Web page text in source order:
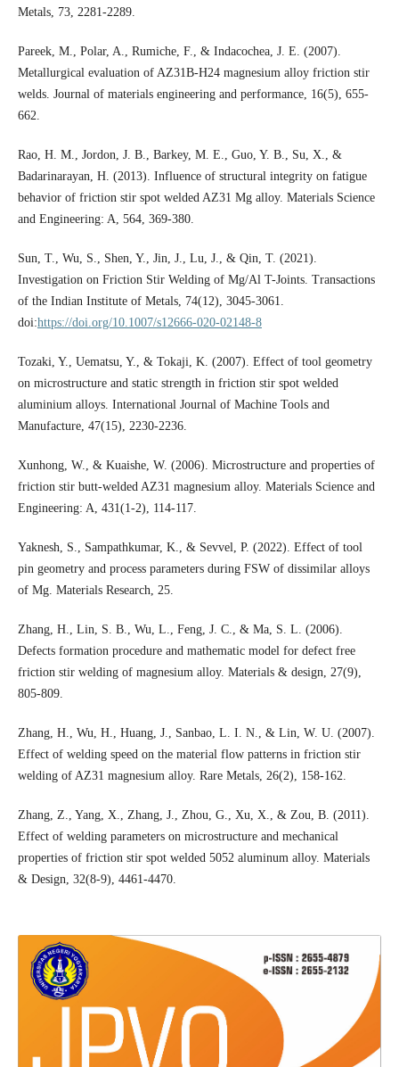
Metals, 73, 2281-2289.
Pareek, M., Polar, A., Rumiche, F., & Indacochea, J. E. (2007).
Metallurgical evaluation of AZ31B-H24 magnesium alloy friction stir
welds. Journal of materials engineering and performance, 16(5), 655-
662.
Rao, H. M., Jordon, J. B., Barkey, M. E., Guo, Y. B., Su, X., &
Badarinarayan, H. (2013). Influence of structural integrity on fatigue
behavior of friction stir spot welded AZ31 Mg alloy. Materials Science
and Engineering: A, 564, 369-380.
Sun, T., Wu, S., Shen, Y., Jin, J., Lu, J., & Qin, T. (2021).
Investigation on Friction Stir Welding of Mg/Al T-Joints. Transactions
of the Indian Institute of Metals, 74(12), 3045-3061.
doi:https://doi.org/10.1007/s12666-020-02148-8
Tozaki, Y., Uematsu, Y., & Tokaji, K. (2007). Effect of tool geometry
on microstructure and static strength in friction stir spot welded
aluminium alloys. International Journal of Machine Tools and
Manufacture, 47(15), 2230-2236.
Xunhong, W., & Kuaishe, W. (2006). Microstructure and properties of
friction stir butt-welded AZ31 magnesium alloy. Materials Science and
Engineering: A, 431(1-2), 114-117.
Yaknesh, S., Sampathkumar, K., & Sevvel, P. (2022). Effect of tool
pin geometry and process parameters during FSW of dissimilar alloys
of Mg. Materials Research, 25.
Zhang, H., Lin, S. B., Wu, L., Feng, J. C., & Ma, S. L. (2006).
Defects formation procedure and mathematic model for defect free
friction stir welding of magnesium alloy. Materials & design, 27(9),
805-809.
Zhang, H., Wu, H., Huang, J., Sanbao, L. I. N., & Lin, W. U. (2007).
Effect of welding speed on the material flow patterns in friction stir
welding of AZ31 magnesium alloy. Rare Metals, 26(2), 158-162.
Zhang, Z., Yang, X., Zhang, J., Zhou, G., Xu, X., & Zou, B. (2011).
Effect of welding parameters on microstructure and mechanical
properties of friction stir spot welded 5052 aluminum alloy. Materials
& Design, 32(8-9), 4461-4470.